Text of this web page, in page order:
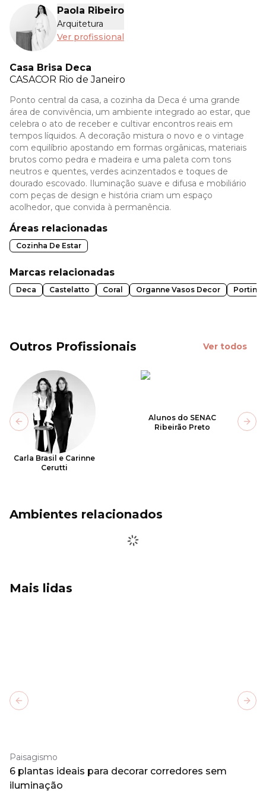
Paola Ribeiro
Arquitetura
Ver profissional
Casa Brisa Deca
CASACOR Rio de Janeiro
Ponto central da casa, a cozinha da Deca é uma grande
área de convivência, um ambiente integrado ao estar, que
celebra o ato de receber e cultivar encontros reais em
tempos líquidos. A decoração mistura o novo e o vintage
com equilíbrio apostando em formas orgânicas, materiais
brutos como pedra e madeira e uma paleta com tons
neutros e quentes, verdes acinzentados e toques de
dourado escovado. Iluminação suave e difusa e mobiliário
com peças de design e história criam um espaço
acolhedor, que convida à permanência.
Áreas relacionadas
Cozinha De Estar
Marcas relacionadas
Deca Castelatto Coral Organne Vasos Decor
Outros Profissionais Ver todos
Carla Brasil e Carinne
Cerutti
Alunos do SENAC
Ribeirão Preto
Previous slide
Ambientes relacionados
Mais lidas
Paisagismo
6 plantas ideais para decorar corredores sem
iluminação
Previous slide